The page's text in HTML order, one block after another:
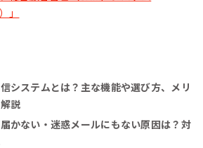
システムとは？主な機能や選び方、メリ
説
届かない・迷惑メールにもない原因は？対